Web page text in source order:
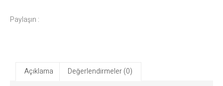
Paylaşın :
Açıklama Değerlendirmeler (0)